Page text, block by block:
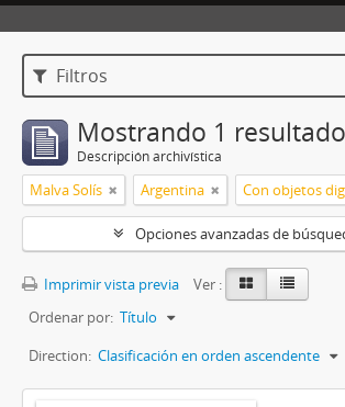
Filtros
Mostrando 1
Descripción archivística
Malva Solís Argentina Con objetos
Opciones avanzadas de
Imprimir vista previa
Ver :
Ordenar por: Título
Direction: Clasificación en orden ascendente